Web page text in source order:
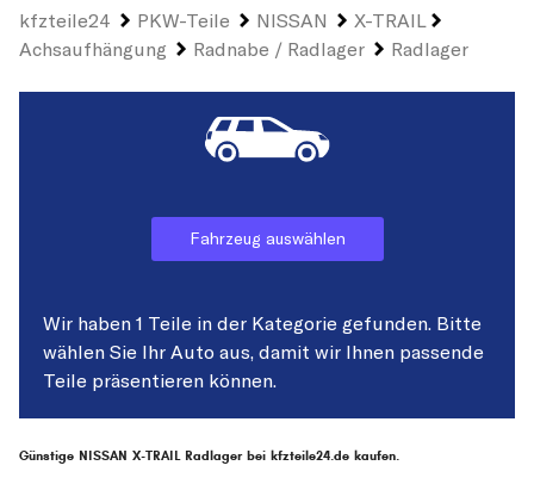
kfzteile24 PKW-Teile NISSAN
X-TRAIL
Achsaufhängung
Radnabe / Radlager Radlager
Fahrzeug auswählen
Wir haben 1 Teile in der Kategorie gefunden. Bitte
wählen Sie Ihr Auto aus, damit wir Ihnen passende
Teile präsentieren können.
Günstige NISSAN X-TRAIL Radlager bei kfzteile24.de kaufen.